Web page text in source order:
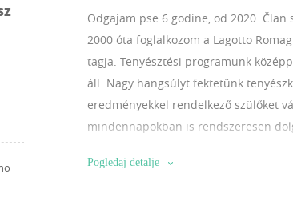
Odgajam pse 6 godine, od 2020. Član
2000 óta foglalkozom a Lagotto
tagja. Tenyésztési programunk
áll. Nagy hangsúlyt fektetünk
eredményekkel rendelkező szülőket
mindennapokban is rendszeresen
heteiben sokféle pozitív élményt
Pogledaj detalje